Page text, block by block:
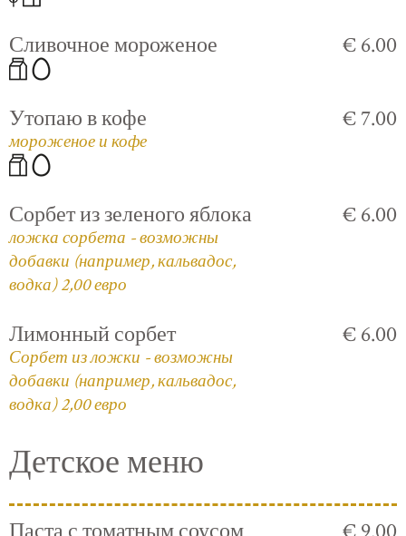
Сливочное мороженое € 6.00
Утопаю в кофе
мороженое и кофе
€ 7.00
Сорбет из зеленого яблока
ложка сорбета - возможны
добавки (например, кальвадос,
водка) 2,00 евро
€ 6.00
Лимонный сорбет
Сорбет из ложки - возможны
добавки (например, кальвадос,
водка) 2,00 евро
€ 6.00
Детское меню